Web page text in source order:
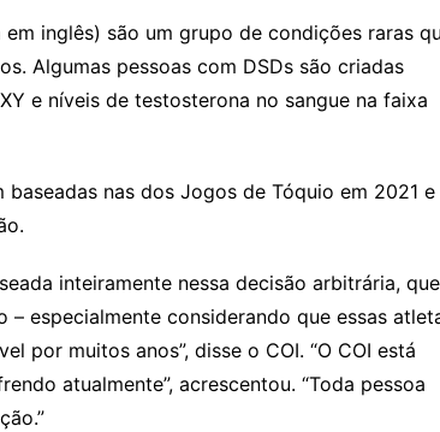
inglês) são um grupo de condições raras
Algumas pessoas com DSDs são criadas
e níveis de testosterona no sangue na faixa
nas dos Jogos de Tóquio em 2021 e
inteiramente nessa decisão arbitrária, que
especialmente considerando que essas
por muitos anos”, disse o COI. “O COI está
atualmente”, acrescentou. “Toda pessoa